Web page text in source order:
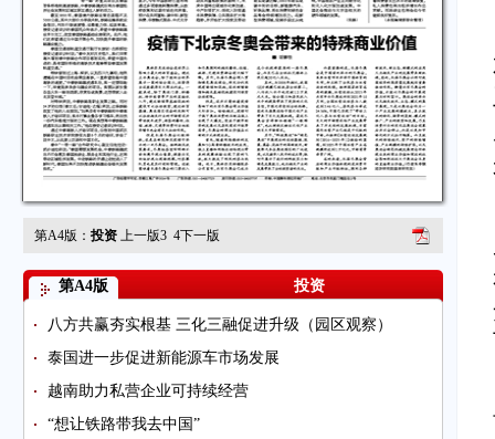
第A4版： 投资 上一版3 4下一版
第A4版 投资
八方共赢夯实根基 三化三融促进升级（园区观察）
泰国进一步促进新能源车市场发展
越南助力私营企业可持续经营
“想让铁路带我去中国”